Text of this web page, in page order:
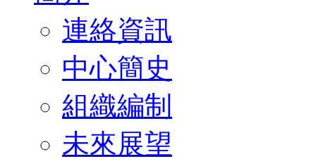
連絡資訊
中心簡史
組織編制
未來展望